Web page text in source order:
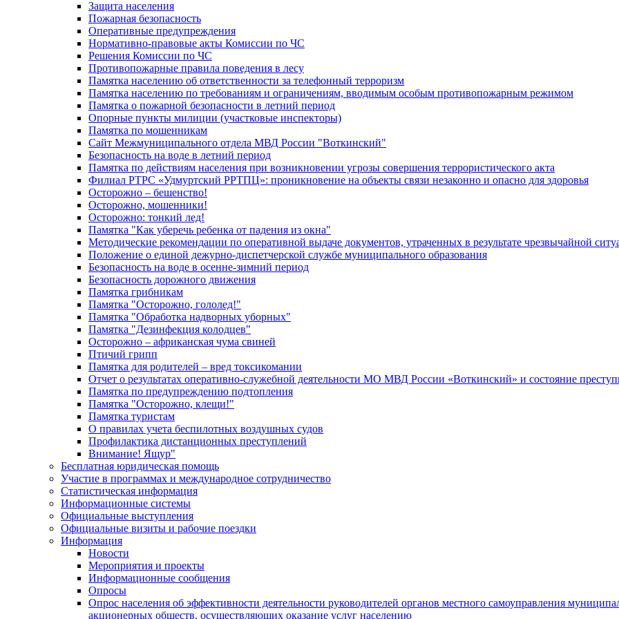
Защита населения
Пожарная безопасность
Оперативные предупреждения
Нормативно-правовые акты Комиссии по ЧС
Решения Комиссии по ЧС
Противопожарные правила поведения в лесу
Памятка населению об ответственности за телефонный терроризм
Памятка населению по требованиям и ограничениям, вводимым особым противопожарным режимом
Памятка о пожарной безопасности в летний период
Опорные пункты милиции (участковые инспекторы)
Памятка по мошенникам
Сайт Межмуниципального отдела МВД России "Воткинский"
Безопасность на воде в летний период
Памятка по действиям населения при возникновении угрозы совершения террористического акта
Филиал РТРС «Удмуртский РРТПЦ»: проникновение на объекты связи незаконно и опасно для здоровья
Осторожно – бешенство!
Осторожно, мошенники!
Осторожно: тонкий лед!
Памятка "Как уберечь ребенка от падения из окна"
Методические рекомендации по оперативной выдаче документов, утраченных в результате чрезвычайной
Положение о единой дежурно-диспетчерской службе муниципального образования
Безопасность на воде в осенне-зимний период
Безопасность дорожного движения
Памятка грибникам
Памятка "Осторожно, гололед!"
Памятка "Обработка надворных уборных"
Памятка "Дезинфекция колодцев"
Осторожно – африканская чума свиней
Птичий грипп
Памятка для родителей – вред токсикомании
Отчет о результатах оперативно-служебной деятельности МО МВД России «Воткинский» и состояние
Памятка по предупреждению подтопления
Памятка "Осторожно, клещи!"
Памятка туристам
О правилах учета беспилотных воздушных судов
Профилактика дистанционных преступлений
Внимание! Ящур"
Бесплатная юридическая помощь
Участие в программах и международное сотрудничество
Статистическая информация
Информационные системы
Официальные выступления
Официальные визиты и рабочие поездки
Информация
Новости
Мероприятия и проекты
Информационные сообщения
Опросы
Опрос населения об эффективности деятельности руководителей органов местного самоуправления
акционерных обществ, осуществляющих оказание услуг населению